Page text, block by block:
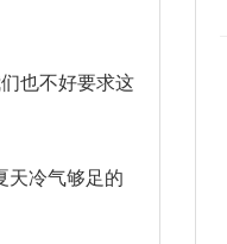
也不好要求这
天冷气够足的